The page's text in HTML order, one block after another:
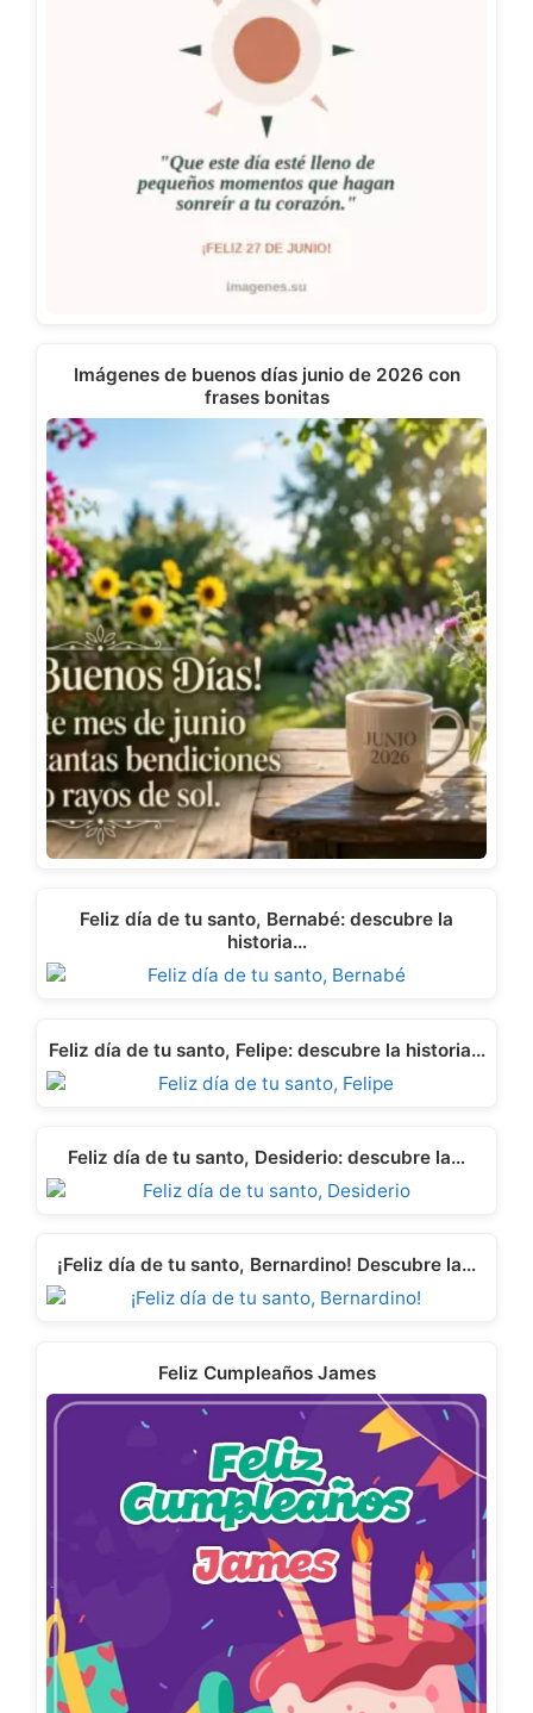
Imágenes de buenos días junio de 2026 con
frases bonitas
Feliz día de tu santo, Bernabé: descubre la
historia…
Feliz día de tu santo, Felipe: descubre la historia…
Feliz día de tu santo, Desiderio: descubre la…
¡Feliz día de tu santo, Bernardino! Descubre la…
Feliz Cumpleaños James